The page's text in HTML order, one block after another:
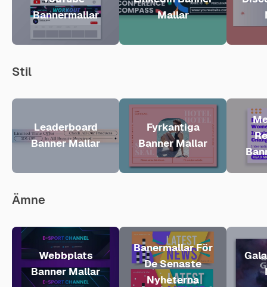
Bannermallar
Mallar
Stil
Leaderboard
Banner Mallar
Fyrkantiga
Banner Mallar
Ämne
Webbplats
Banner Mallar
Banermallar För
De Senaste
Nyheterna